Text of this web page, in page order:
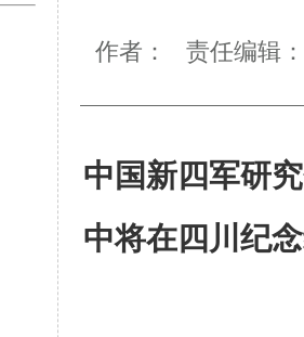
作者： 责任编辑
中国新四军研
中将在四川纪